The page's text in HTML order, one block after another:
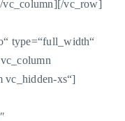
vc_row]
type=“full_width“
vc_hidden-xs“]